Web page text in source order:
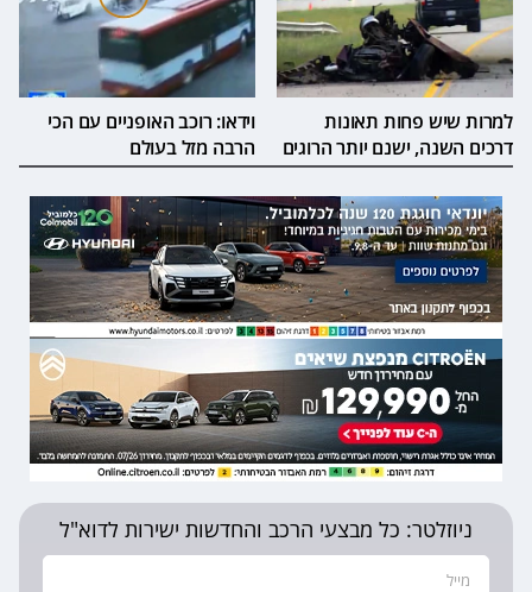
למרות שיש פחות תאונות
דרכים השנה, ישנם יותר הרוגים
וידאו: רוכב האופניים עם הכי
הרבה מזל בעולם
ניוזלטר: כל מבצעי הרכב והחדשות ישירות לדוא"ל